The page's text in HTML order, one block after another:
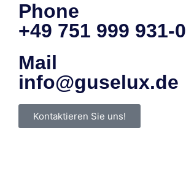
Phone
+49 751 999 931-0
Mail
info@guselux.de
Kontaktieren Sie uns!